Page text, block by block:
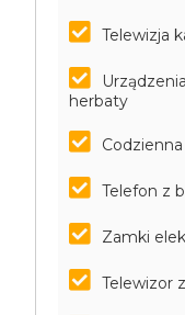
Telewizja
herbaty
Telefon z
Zamki
Telewizor